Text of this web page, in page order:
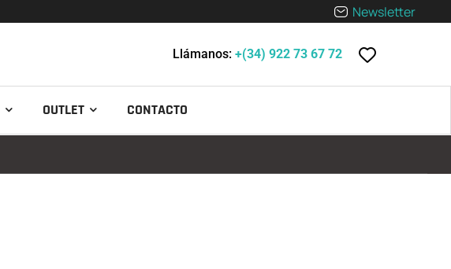
Newsletter
Llámanos: +(34) 922 73 67 72
OUTLET CONTACTO